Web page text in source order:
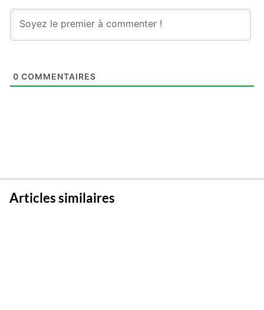
0 COMMENTAIRES
Articles similaires